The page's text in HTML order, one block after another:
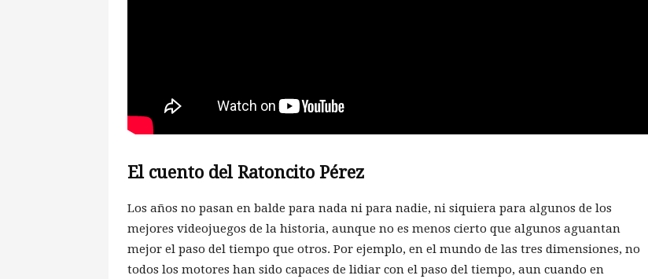
El cuento del Ratoncito Pérez
Los años no pasan en balde para nada ni para nadie, ni siquiera para algunos de los
mejores videojuegos de la historia, aunque no es menos cierto que algunos aguantan
mejor el paso del tiempo que otros. Por ejemplo, en el mundo de las tres dimensiones, no
todos los motores han sido capaces de lidiar con el paso del tiempo, aun cuando en